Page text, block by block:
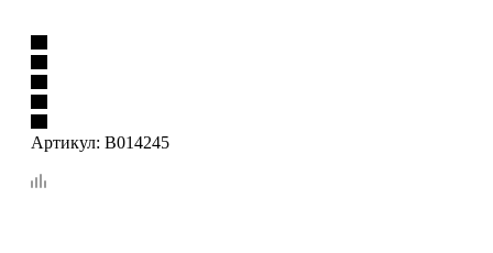
Артикул: B014245